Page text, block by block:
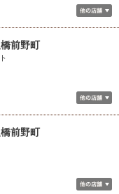
前野町
前野町